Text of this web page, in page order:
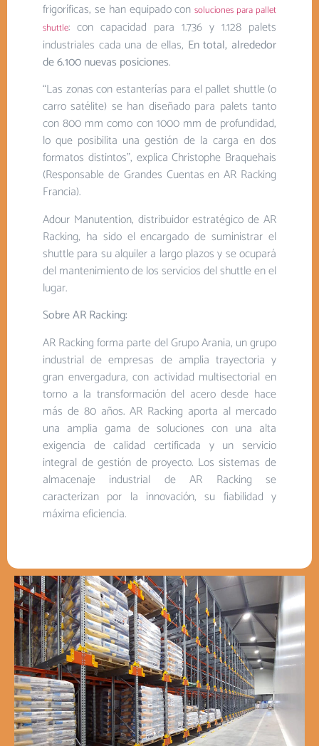
frigoríficas, se han equipado consoluciones para pallet
shuttle: con capacidad para 1.736 y 1.128 palets
industriales cada una de ellas, En total, alrededor
de 6.100 nuevas posiciones.
“Las zonas con estanterías para el pallet shuttle (o
carro satélite) se han diseñado para palets tanto
con 800 mm como con 1000 mm de profundidad,
lo que posibilita una gestión de la carga en dos
formatos distintos”, explica Christophe Braquehais
(Responsable de Grandes Cuentas en AR Racking
Francia).
Adour Manutention, distribuidor estratégico de AR
Racking, ha sido el encargado de suministrar el
shuttle para su alquiler a largo plazos y se ocupará
del mantenimiento de los servicios del shuttle en el
lugar.
Sobre AR Racking:
AR Racking forma parte del Grupo Arania, un grupo
industrial de empresas de amplia trayectoria y
gran envergadura, con actividad multisectorial en
torno a la transformación del acero desde hace
más de 80 años. AR Racking aporta al mercado
una amplia gama de soluciones con una alta
exigencia de calidad certificada y un servicio
integral de gestión de proyecto. Los sistemas de
almacenaje industrial de AR Racking se
caracterizan por la innovación, su fiabilidad y
máxima eficiencia.